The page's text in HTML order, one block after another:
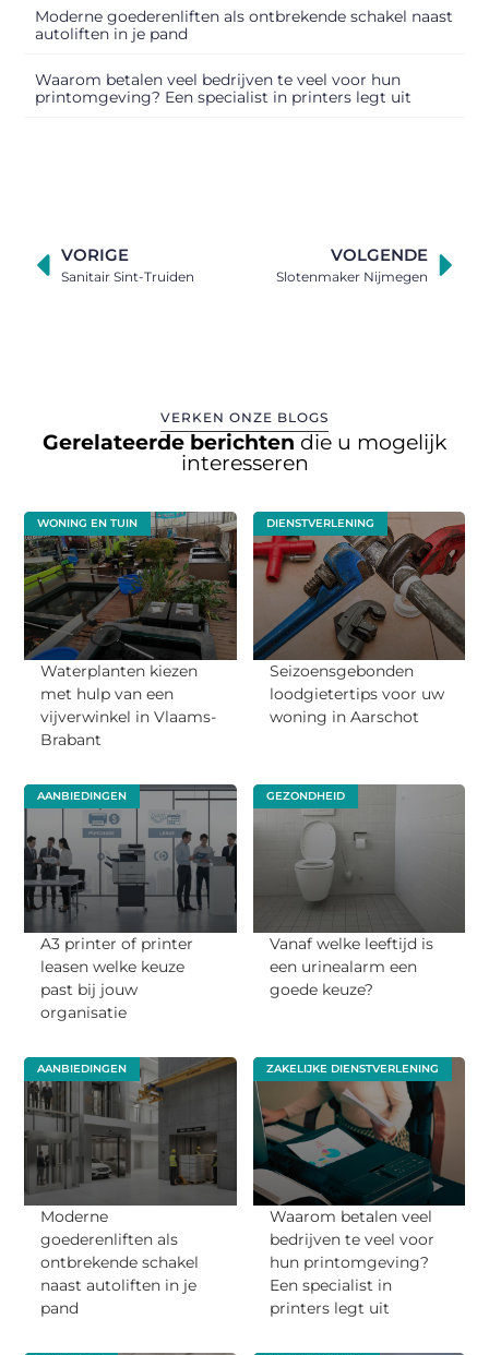
Moderne goederenliften als ontbrekende schakel naast
autoliften in je pand
Waarom betalen veel bedrijven te veel voor hun
printomgeving? Een specialist in printers legt uit
VORIGE
Sanitair Sint-Truiden
VOLGENDE
Slotenmaker Nijmegen
VERKEN ONZE BLOGS
Gerelateerde berichten die u mogelijk
interesseren
WONING EN TUIN
Waterplanten kiezen
met hulp van een
vijverwinkel in Vlaams-
Brabant
DIENSTVERLENING
Seizoensgebonden
loodgietertips voor uw
woning in Aarschot
AANBIEDINGEN
A3 printer of printer
leasen welke keuze
past bij jouw
organisatie
GEZONDHEID
Vanaf welke leeftijd is
een urinealarm een
goede keuze?
AANBIEDINGEN
Moderne
goederenliften als
ontbrekende schakel
naast autoliften in je
pand
ZAKELIJKE DIENSTVERLENING
Waarom betalen veel
bedrijven te veel voor
hun printomgeving?
Een specialist in
printers legt uit